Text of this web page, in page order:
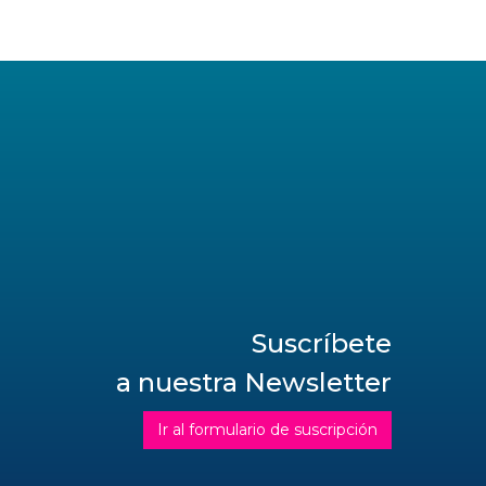
Suscríbete
a nuestra Newsletter
Ir al formulario de suscripción